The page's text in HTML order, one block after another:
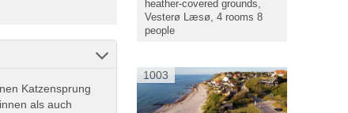
heather-covered grounds,
Vesterø Læsø, 4 rooms 8
people
1003
Katzensprung
als auch